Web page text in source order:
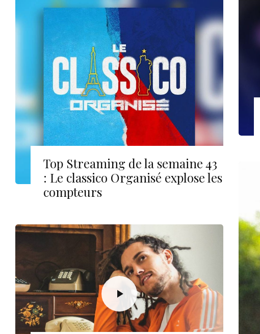
Top Streaming de la semaine 43
: Le classico Organisé explose les
compteurs